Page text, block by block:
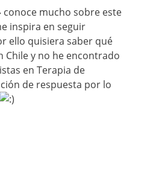
conoce mucho sobre este
inspira en seguir
ello quisiera saber qué
Chile y no he encontrado
en Terapia de
de respuesta por lo